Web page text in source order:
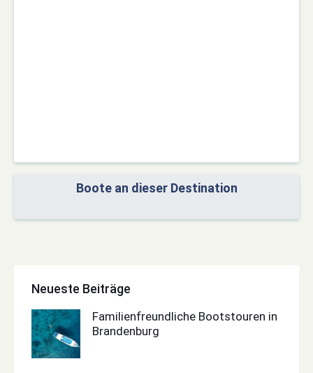
Boote an dieser Destination
Neueste Beiträge
Familienfreundliche Bootstouren in
Brandenburg